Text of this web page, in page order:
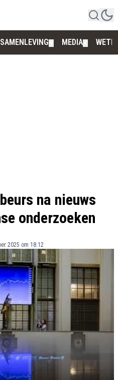
SAMENLEVING MEDIA
na nieuws
onderzoeken
2025 om 18:12